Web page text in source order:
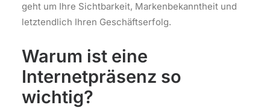
geht um Ihre Sichtbarkeit, Markenbekanntheit und
letztendlich Ihren Geschäftserfolg.
Warum ist eine
Internetpräsenz so
wichtig?